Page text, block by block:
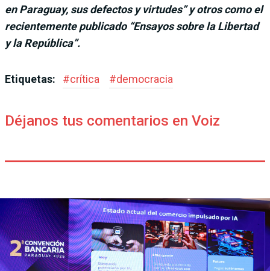
en Paraguay, sus defectos y virtudes” y otros como el
reciente­mente publicado “Ensa­yos sobre la Libertad
y la República”.
Etiquetas: #crítica #democracia
Déjanos tus comentarios en Voiz